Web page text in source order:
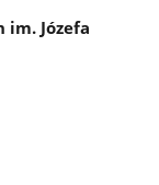
im. Józefa